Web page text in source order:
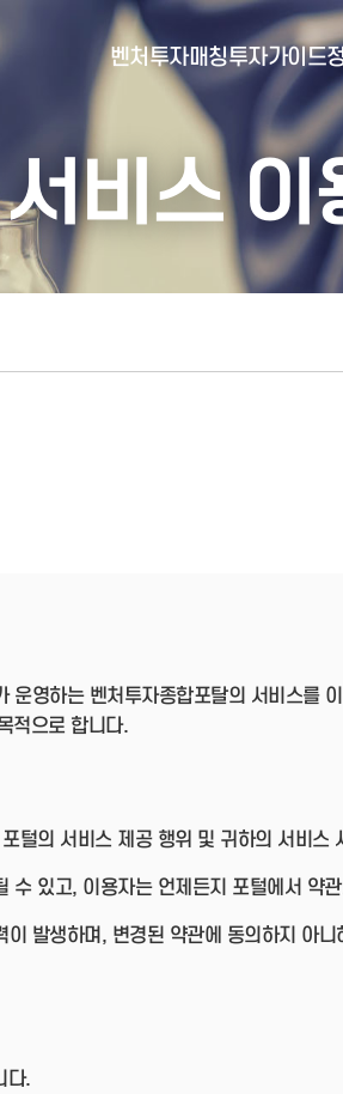
벤처투자매칭
- 벤처투자회사 전자공시
- 벤처투자마트란?
투자가이드
-
-
-
-
서비스 이
운영하는 벤처투자종합포탈의 서비스를
적으로 합니다.
털의 서비스 제공 행위 및 귀하의 서비스
수 있고, 이용자는 언제든지 포털에서 약
발생하며, 변경된 약관에 동의하지 아
다.